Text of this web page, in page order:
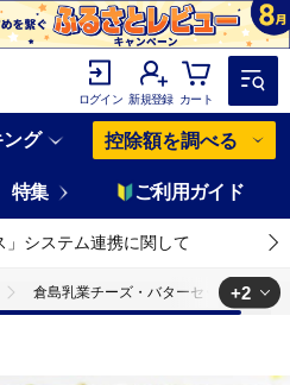
ログイン 新規登録 カート
ング 控除額を調べる
特集 ご利用ガイド
」システム連携に関して
倉島乳業チーズ・バターセット F21H-
+2